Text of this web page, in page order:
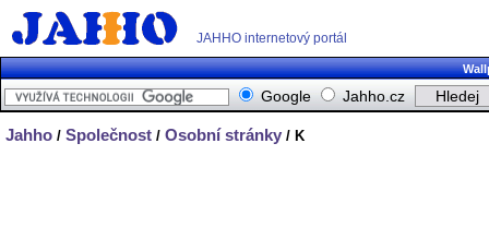
JAHHO internetový portál
Google Jahho.cz
Jahho / Společnost / Osobní stránky / K